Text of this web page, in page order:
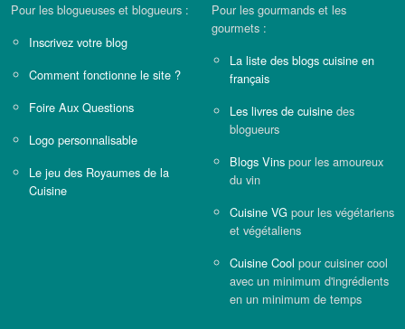
Pour les blogueuses et blogueurs :
Inscrivez votre blog
Comment fonctionne le site ?
Foire Aux Questions
Logo personnalisable
Le jeu des Royaumes de la
Cuisine
Pour les gourmands et les
gourmets :
La liste des blogs cuisine en
français
Les livres de cuisine des
blogueurs
Blogs Vins pour les amoureux
du vin
Cuisine VG pour les végétariens
et végétaliens
Cuisine Cool pour cuisiner cool
avec un minimum d'ingrédients
en un minimum de temps